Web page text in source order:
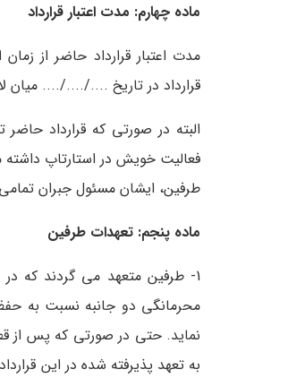
ماده چهارم: مدت اعتبار قرارداد
مدت اعتبار قرارداد حاضر از
قرارداد در تاریخ ..../..../.... میان
البته در صورتی که قرارداد
فعالیت خویش در استارتاپ
طرفین، ایشان مسئول جبران
ماده پنجم: تعهدات طرفین
1- طرفین متعهد می گردند که
محرمانگی دو جانبه نسبت به
نماید. حتی در صورتی که پس از
به تعهد پذیرفته شده در این